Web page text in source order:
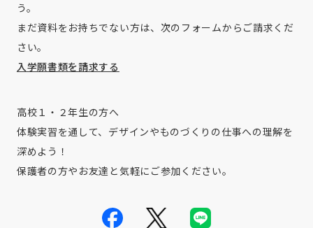
う。
まだ資料をお持ちでない方は、次のフォームからご請求くだ
さい。
入学願書類を請求する
高校１・２年生の方へ
体験実習を通して、デザインやものづくりの仕事への理解を
深めよう！
保護者の方やお友達と気軽にご参加ください。